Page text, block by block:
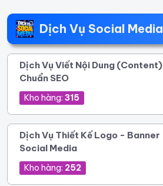
Dịch Vụ Social Media
Dịch Vụ Viết Nội Dung (Content)
Chuẩn SEO
Kho hàng: 315
Dịch Vụ Thiết Kế Logo - Banner
Social Media
Kho hàng: 252